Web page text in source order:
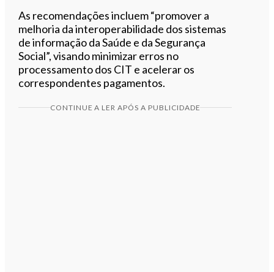
As recomendações incluem “promover a
melhoria da interoperabilidade dos sistemas
de informação da Saúde e da Segurança
Social”, visando minimizar erros no
processamento dos CIT e acelerar os
correspondentes pagamentos.
CONTINUE A LER APÓS A PUBLICIDADE